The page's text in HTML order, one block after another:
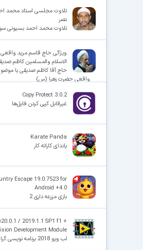
تلاوت مجلسی استاد محمد
نصر
تلاوت محمد احمد بسیونی
ویژگی حاج قاسم مرید
الاسلام والمسلمین کاظم
حاج آقا کاظم صدیقی با
واقعی حضرت زهرا (س)
Copy Protect 3.0.2
غیرقابل کپی کردن فایل‌ها
Karate Panda
پاندای کاراته کار
Escape 19.0.7523 for
Android +4.0
بازی مزرعه داری 2
/ 2019.1.1 SP1 f1 +
Development Module
لب ویو 2018 برنامه نویسی گرافیکی